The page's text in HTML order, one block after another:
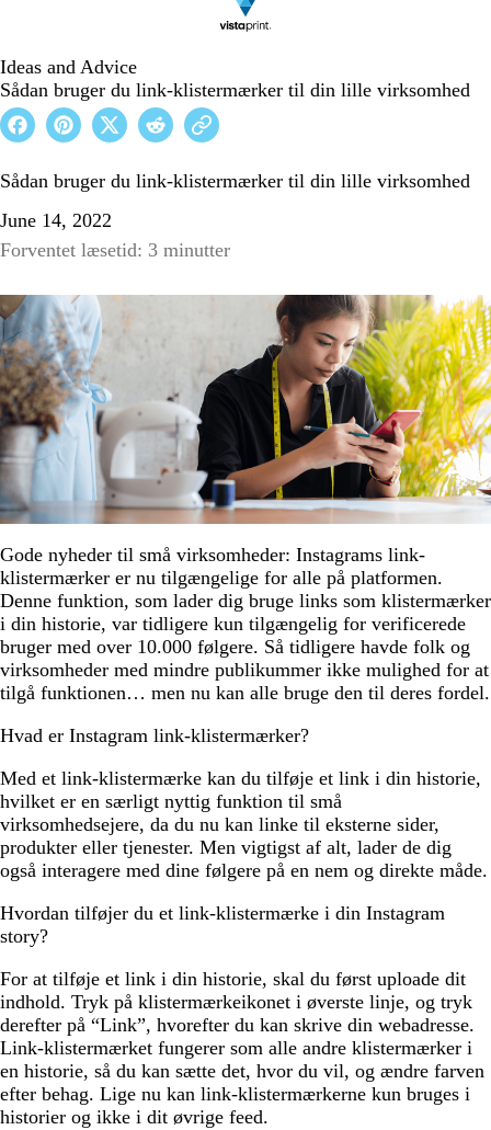
Ideas and Advice
Sådan bruger du link-klistermærker til din lille virksomhed
Sådan bruger du link-klistermærker til din lille virksomhed
June 14, 2022
Forventet læsetid: 3 minutter
Gode nyheder til små virksomheder: Instagrams link-
klistermærker er nu tilgængelige for alle på platformen.
Denne funktion, som lader dig bruge links som klistermærker
i din historie, var tidligere kun tilgængelig for verificerede
bruger med over 10.000 følgere. Så tidligere havde folk og
virksomheder med mindre publikummer ikke mulighed for at
tilgå funktionen… men nu kan alle bruge den til deres fordel.
Hvad er Instagram link-klistermærker?
Med et link-klistermærke kan du tilføje et link i din historie,
hvilket er en særligt nyttig funktion til små
virksomhedsejere, da du nu kan linke til eksterne sider,
produkter eller tjenester. Men vigtigst af alt, lader de dig
også interagere med dine følgere på en nem og direkte måde.
Hvordan tilføjer du et link-klistermærke i din Instagram
story?
For at tilføje et link i din historie, skal du først uploade dit
indhold. Tryk på klistermærkeikonet i øverste linje, og tryk
derefter på “Link”, hvorefter du kan skrive din webadresse.
Link-klistermærket fungerer som alle andre klistermærker i
en historie, så du kan sætte det, hvor du vil, og ændre farven
efter behag. Lige nu kan link-klistermærkerne kun bruges i
historier og ikke i dit øvrige feed.